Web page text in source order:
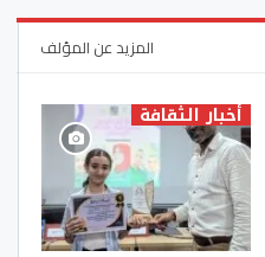
المزيد عن المؤلف
أخبار الثقافة